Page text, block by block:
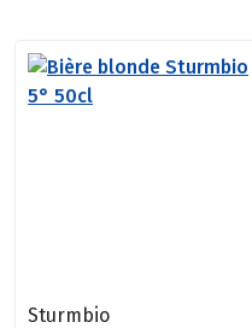
Sturmbio